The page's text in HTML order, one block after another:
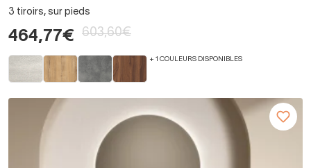
3 tiroirs, sur pieds
464,77€ 603,60€
+ 1 COULEURS DISPONIBLES